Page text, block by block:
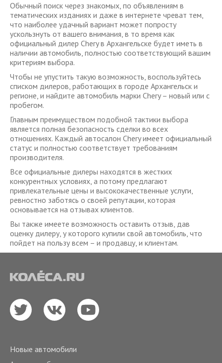
Обычный поиск через знакомых, по объявлениям в
тематических изданиях и даже в интернете чреват тем,
что наиболее удачный вариант может попросту
ускользнуть от вашего внимания, в то время как
официальный дилер Chery в Архангельске будет иметь в
наличии автомобиль, полностью соответствующий вашим
критериям выбора.
Чтобы не упустить такую возможность, воспользуйтесь
списком дилеров, работающих в городе Архангельск и
регионе, и найдите автомобиль марки Chery – новый или с
пробегом.
Главным преимуществом подобной тактики выбора
является полная безопасность сделки во всех
отношениях. Каждый автосалон Chery имеет официальный
статус и полностью соответствует требованиям
производителя.
Все официальные дилеры находятся в жестких
конкурентных условиях, а потому предлагают
привлекательные цены и высококачественные услуги,
ревностно заботясь о своей репутации, которая
основывается на отзывах клиентов.
Вы также имеете возможность оставить отзыв, дав
оценку дилеру, у которого купили свой автомобиль, что
пойдет на пользу всем – и продавцу, и клиентам.
Новые автомобили